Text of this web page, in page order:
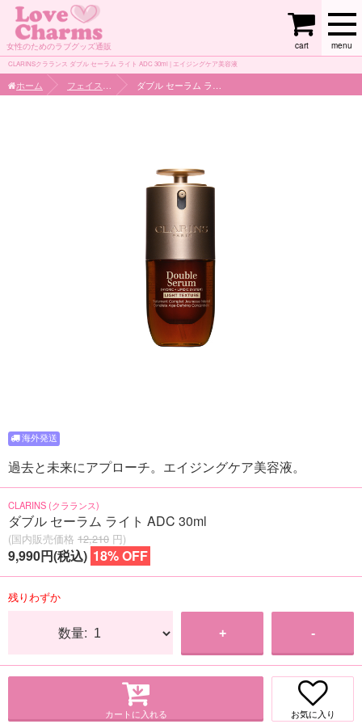
女性のためのラブグッズ通販 menu
cart
CLARINSクラランス ダブル セーラム ライト ADC 30ml | エイジングケア美容液
ホーム
過去と未来にアプローチ。エイジングケア美容液。
CLARINS (クラランス)
ダブル セーラム ライト ADC 30ml
(国内販売価格 12,210 円)
9,990円(税込) 18% OFF
残りわずか
数量: + -
カートに入れる お気に入り